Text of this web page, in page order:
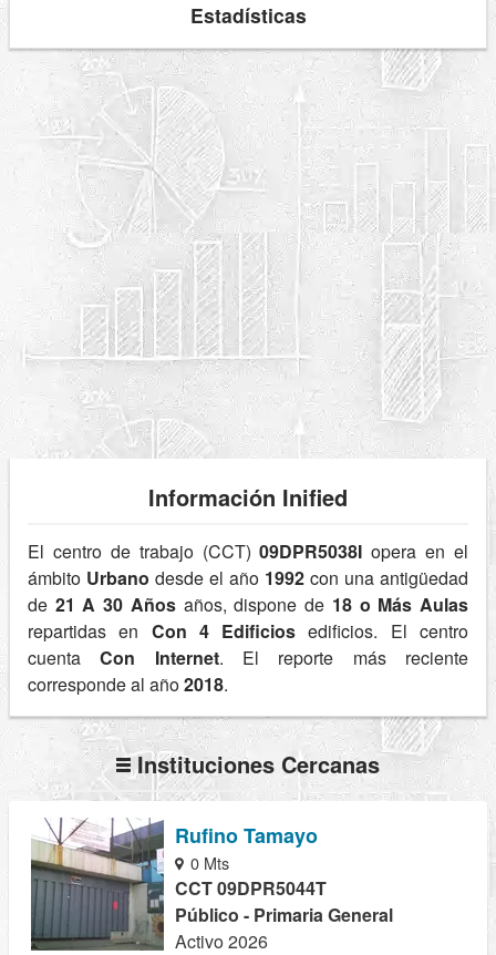
Estadísticas
Información Inified
El centro de trabajo (CCT)09DPR5038I opera en el
ámbito Urbano desde el año 1992 con una antigüedad
de 21 A 30 Añosaños, dispone de 18 o Más Aulas
repartidas en Con 4 Edificios edificios. El centro
cuentaCon Internet. El reporte más reciente
corresponde al año2018.
Instituciones Cercanas
Rufino Tamayo
0 Mts
CCT 09DPR5044T
Público - Primaria General
Activo 2026